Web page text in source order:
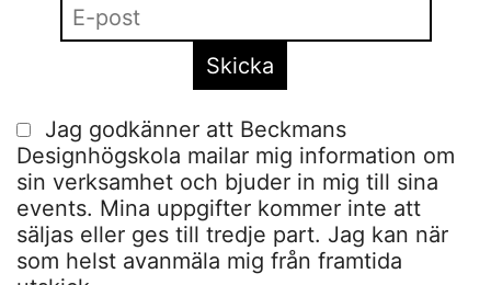
Jag godkänner att Beckmans
Designhögskola mailar mig information om
sin verksamhet och bjuder in mig till sina
events. Mina uppgifter kommer inte att
säljas eller ges till tredje part. Jag kan när
som helst avanmäla mig från framtida